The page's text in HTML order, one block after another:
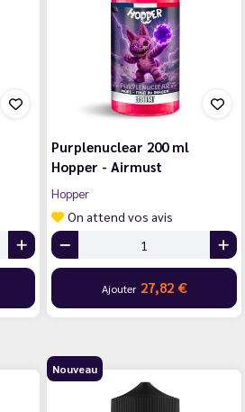
Purplenuclear 200 ml
Hopper - Airmust
Hopper
On attend vos avis
Ajouter 27,82 €
Nouveau